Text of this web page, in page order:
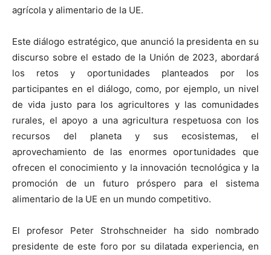
agrícola y alimentario de la UE.
Este diálogo estratégico, que anunció la presidenta en su
discurso sobre el estado de la Unión de 2023, abordará
los retos y oportunidades planteados por los
participantes en el diálogo, como, por ejemplo, un nivel
de vida justo para los agricultores y las comunidades
rurales, el apoyo a una agricultura respetuosa con los
recursos del planeta y sus ecosistemas, el
aprovechamiento de las enormes oportunidades que
ofrecen el conocimiento y la innovación tecnológica y la
promoción de un futuro próspero para el sistema
alimentario de la UE en un mundo competitivo.
El profesor Peter Strohschneider ha sido nombrado
presidente de este foro por su dilatada experiencia, en